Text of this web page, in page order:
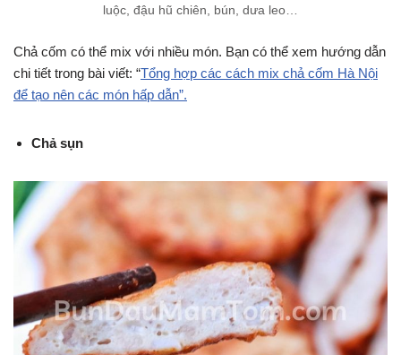
luộc, đậu hũ chiên, bún, dưa leo…
Chả cốm có thể mix với nhiều món. Bạn có thể xem hướng dẫn
chi tiết trong bài viết: “Tổng hợp các cách mix chả cốm Hà Nội
để tạo nên các món hấp dẫn”.
Chả sụn